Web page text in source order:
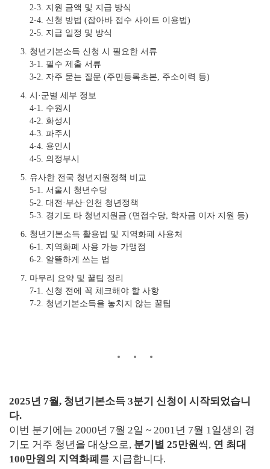
2-3. 지원 금액 및 지급 방식
2-4. 신청 방법 (잡아바 접수 사이트 이용법)
2-5. 지급 일정 및 방식
청년기본소득 신청 시 필요한 서류
3-1. 필수 제출 서류
3-2. 자주 묻는 질문 (주민등록초본, 주소이력 등)
시·군별 세부 정보
4-1. 수원시
4-2. 화성시
4-3. 파주시
4-4. 용인시
4-5. 의정부시
유사한 전국 청년지원정책 비교
5-1. 서울시 청년수당
5-2. 대전·부산·인천 청년정책
5-3. 경기도 타 청년지원금 (면접수당, 학자금 이자 지원 등)
청년기본소득 활용법 및 지역화폐 사용처
6-1. 지역화폐 사용 가능 가맹점
6-2. 알뜰하게 쓰는 법
마무리 요약 및 꿀팁 정리
7-1. 신청 전에 꼭 체크해야 할 사항
7-2. 청년기본소득을 놓치지 않는 꿀팁
2025년 7월, 청년기본소득 3분기 신청이 시작되었습니
다.
이번 분기에는 2000년 7월 2일 ~ 2001년 7월 1일생의 경
기도 거주 청년을 대상으로, 분기별 25만원씩, 연 최대
100만원의 지역화폐 를 지급합니다.